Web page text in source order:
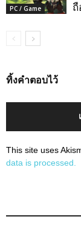
PC / Game
ถื
ทิ้งคำตอบไว้
This site uses
data is processed.